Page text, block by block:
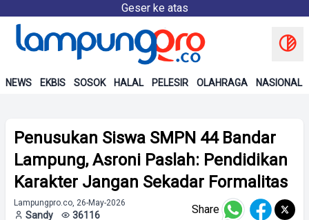
Geser ke atas
NEWS EKBIS SOSOK HALAL PELESIR OLAHRAGA NASIONAL
Penusukan Siswa SMPN 44 Bandar
Lampung, Asroni Paslah: Pendidikan
Karakter Jangan Sekadar Formalitas
Lampungpro.co, 26-May-2026
Sandy 36116 Share